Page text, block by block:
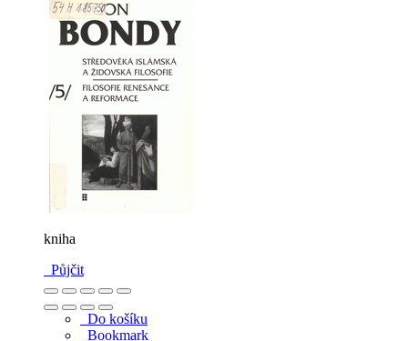
kniha
Půjčit
Do košíku
Bookmark